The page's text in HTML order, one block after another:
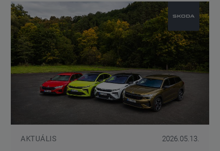
AKTUÁLIS 2026.05.13.